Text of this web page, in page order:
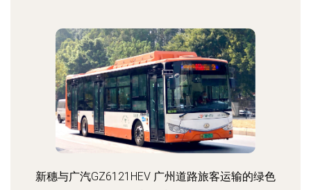
新穗与广汽GZ6121HEV 广州道路旅客运输的绿色